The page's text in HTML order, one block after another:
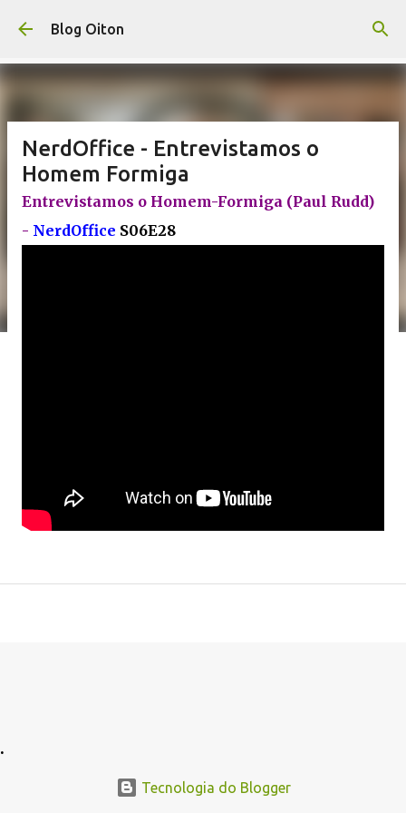
Pular para o conteúdo principal
Blog Oiton
NerdOffice - Entrevistamos o
Homem Formiga
Entrevistamos o Homem-Formiga (Paul Rudd)
- NerdOffice S06E28
.
Tecnologia do Blogger